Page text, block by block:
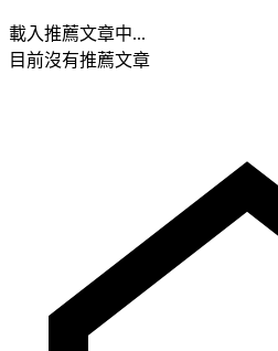
載入推薦文章中...
目前沒有推薦文章